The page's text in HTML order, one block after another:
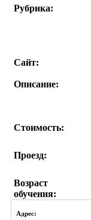
Рубрика:
Сайт:
Описание:
Стоимость:
Проезд:
Возраст
обучения:
Адрес: